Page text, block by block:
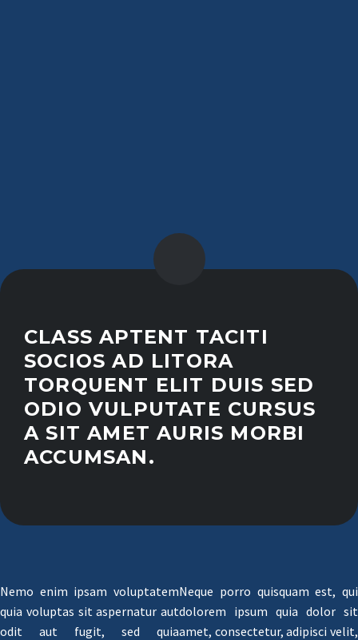
CLASS APTENT TACITI
SOCIOS AD LITORA
TORQUENT ELIT DUIS SED
ODIO VULPUTATE CURSUS
A SIT AMET AURIS MORBI
ACCUMSAN.
Nemo enim ipsam voluptatem
quia voluptas sit aspernatur aut
odit aut fugit, sed quia
Neque porro quisquam est, qui
dolorem ipsum quia dolor sit
amet, consectetur, adipisci velit,